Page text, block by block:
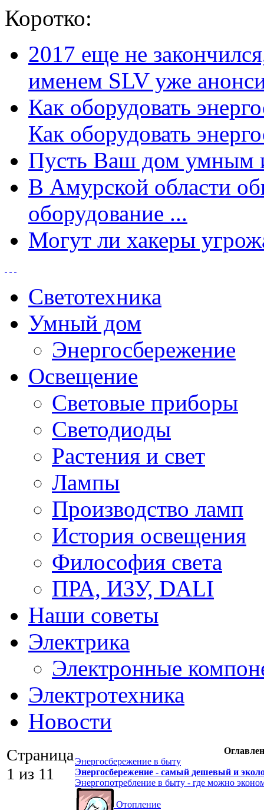
Коротко:
2017 еще не
именем SLV уже
Как оборудовать
Как оборудовать
Пусть Ваш дом умным
В Амурской области
оборудование ...
Могут ли хакеры
Светотехника
Умный дом
Энергосбережение
Освещение
Световые приборы
Светодиоды
Растения и свет
Лампы
Производство ламп
История освещения
Философия света
ПРА, ИЗУ, DALI
Наши советы
Электрика
Электронные
Электротехника
Новости
Энергосбережение в быту
Энергосбережение - самый дешевый и
Энергопотребление в быту - где можно
Отопление
Страница
1 из 11